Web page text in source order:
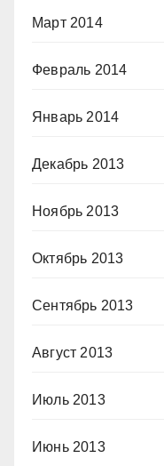
Март 2014
Февраль 2014
Январь 2014
Декабрь 2013
Ноябрь 2013
Октябрь 2013
Сентябрь 2013
Август 2013
Июль 2013
Июнь 2013